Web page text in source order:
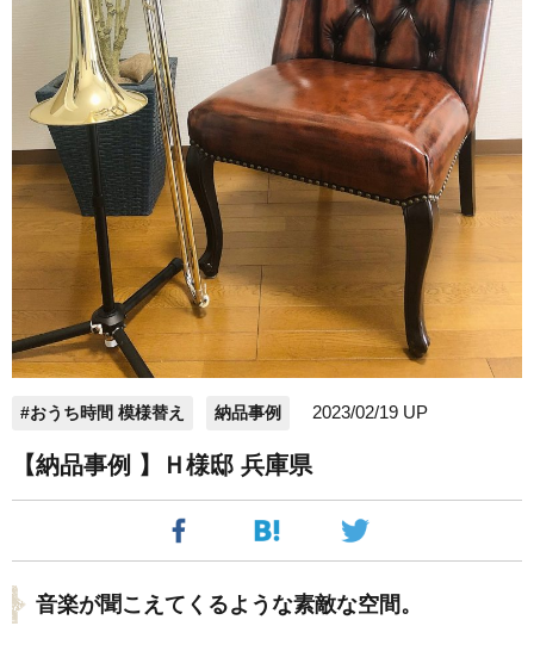
#おうち時間 模様替え 納品事例 2023/02/19 UP
【納品事例 】Ｈ様邸 兵庫県
音楽が聞こえてくるような素敵な空間。